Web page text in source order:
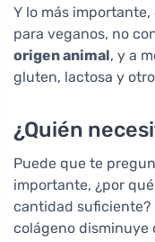
Y lo más
para veganos, no
origen animal, y a
gluten, lactosa y
¿Quién
Puede que te
importante, ¿por
cantidad suficiente?
colágeno disminuye